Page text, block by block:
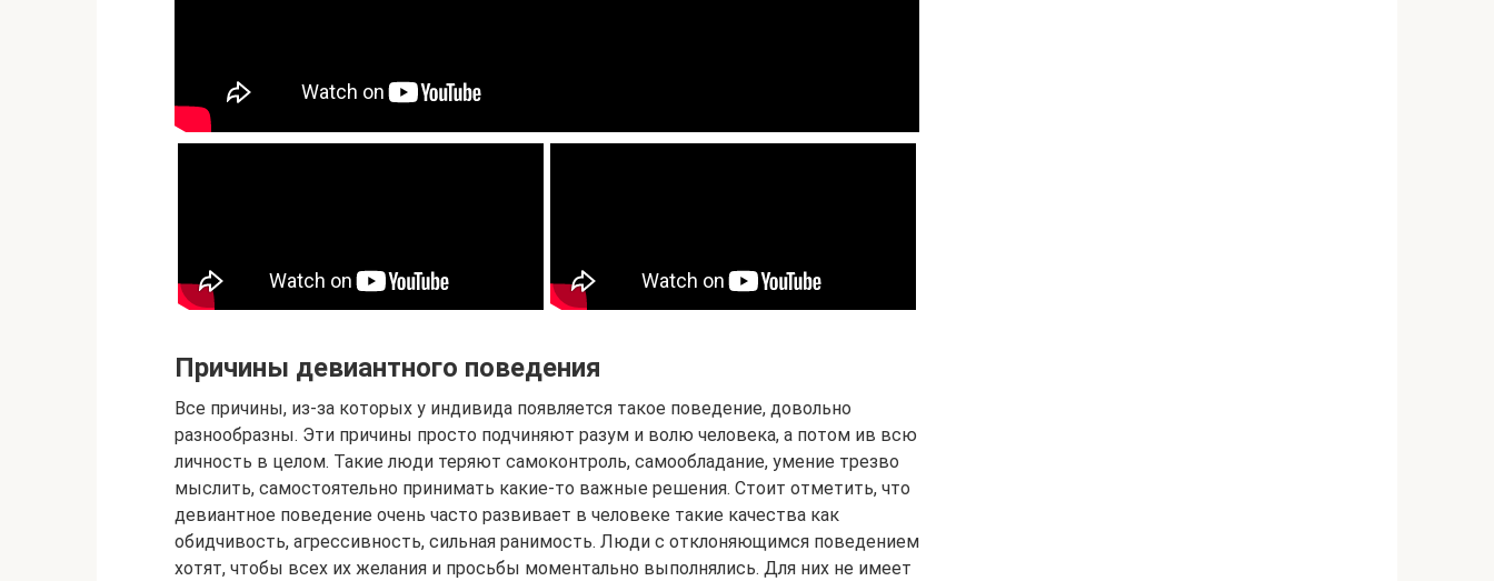
Причины девиантного поведения
Все причины, из-за которых у индивида появляется такое поведение, довольно
разнообразны. Эти причины просто подчиняют разум и волю человека, а потом ив всю
личность в целом. Такие люди теряют самоконтроль, самообладание, умение трезво
мыслить, самостоятельно принимать какие-то важные решения. Стоит отметить, что
девиантное поведение очень часто развивает в человеке такие качества как
обидчивость, агрессивность, сильная ранимость. Люди с отклоняющимся поведением
хотят, чтобы всех их желания и просьбы моментально выполнялись. Для них не имеет